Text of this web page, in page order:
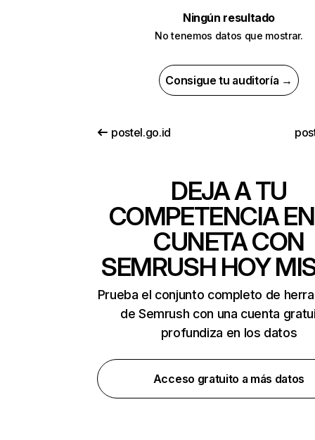
Ningún resultado
No tenemos datos que mostrar.
Consigue tu auditoría →
postel.go.id
DEJA A TU
COMPETENCIA
CUNETA CON
SEMRUSH HOY
Prueba el conjunto completo de
de Semrush con una cuenta
profundiza en los datos
Acceso gratuito a más datos